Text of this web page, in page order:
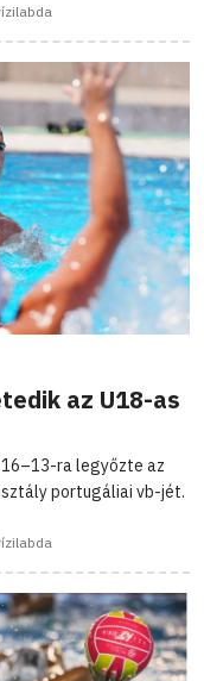
az U18-as
ra legyőzte az
portugáliai vb-jét.